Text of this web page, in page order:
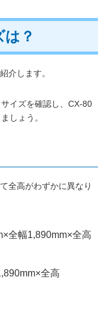
？
介します。
イズを確認し、CX-80
しょう。
全高がわずかに異なり
全幅1,890mm×全高
全高